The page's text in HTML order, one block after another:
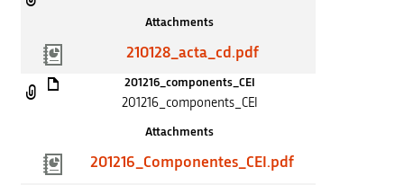
Attachments
210128_acta_cd.pdf
201216_components_CEI
201216_components_CEI
Attachments
201216_Componentes_CEI.pdf